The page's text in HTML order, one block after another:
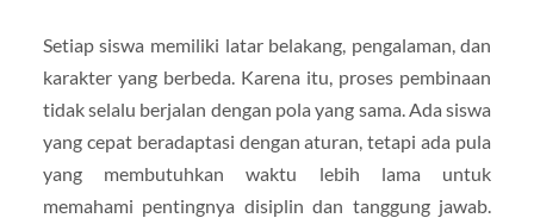
Setiap siswa memiliki latar belakang, pengalaman, dan
karakter yang berbeda. Karena itu, proses pembinaan
tidak selalu berjalan dengan pola yang sama. Ada siswa
yang cepat beradaptasi dengan aturan, tetapi ada pula
yang membutuhkan waktu lebih lama untuk
memahami pentingnya disiplin dan tanggung jawab.